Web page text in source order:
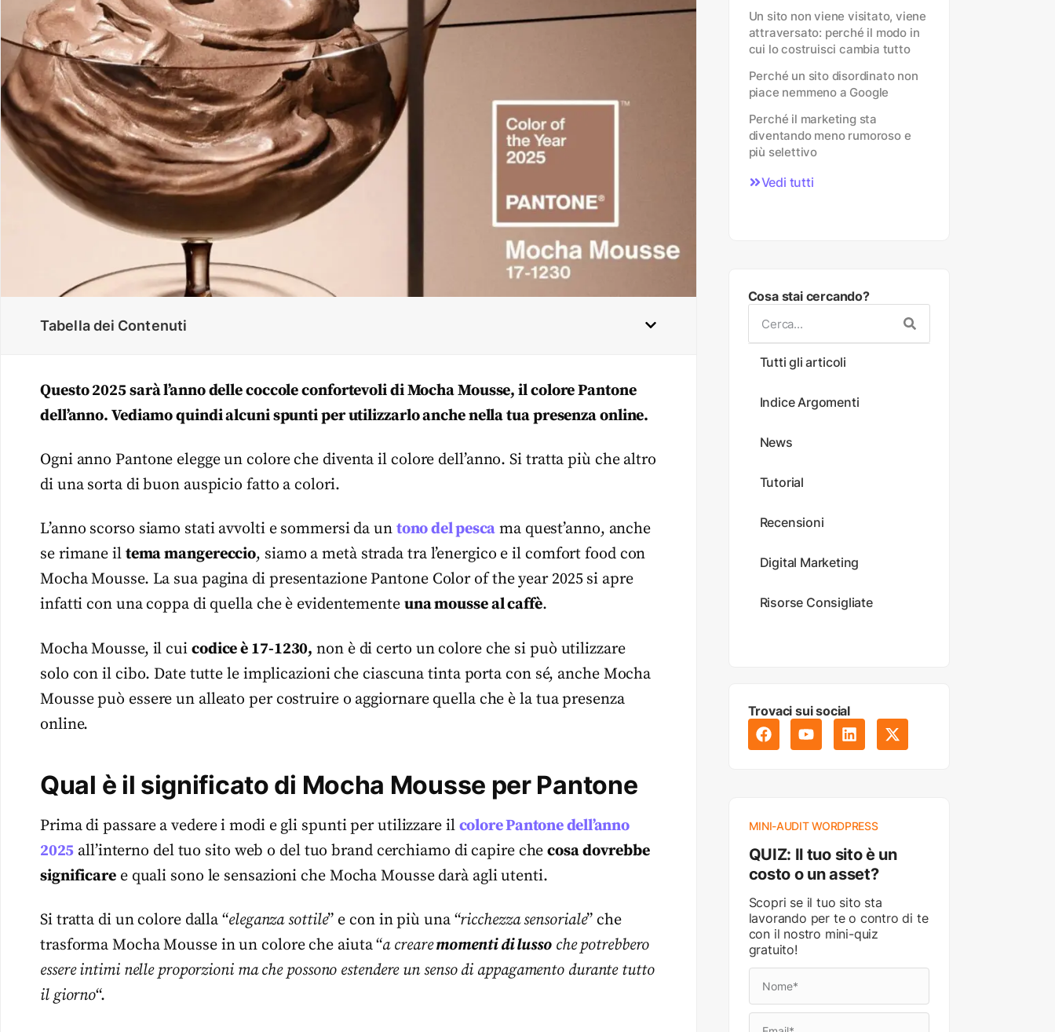
Tabella dei Contenuti
Questo 2025 sarà l’anno delle coccole confortevoli di Mocha Mousse, il colore Pantone
dell’anno. Vediamo quindi alcuni spunti per utilizzarlo anche nella tua presenza online.
Ogni anno Pantone elegge un colore che diventa il colore dell’anno. Si tratta più che altro
di una sorta di buon auspicio fatto a colori.
L’anno scorso siamo stati avvolti e sommersi da un tono del pesca ma quest’anno, anche
se rimane il tema mangereccio, siamo a metà strada tra l’energico e il comfort food con
Mocha Mousse. La sua pagina di presentazione Pantone Color of the year 2025 si apre
infatti con una coppa di quella che è evidentemente una mousse al caffè.
Mocha Mousse, il cui codice è 17-1230, non è di certo un colore che si può utilizzare
solo con il cibo. Date tutte le implicazioni che ciascuna tinta porta con sé, anche Mocha
Mousse può essere un alleato per costruire o aggiornare quella che è la tua presenza
online.
Qual è il significato di Mocha Mousse per Pantone
Prima di passare a vedere i modi e gli spunti per utilizzare il colore Pantone dell’anno
2025 all’interno del tuo sito web o del tuo brand cerchiamo di capire checosa dovrebbe
significaree quali sono le sensazioni che Mocha Mousse darà agli utenti.
Si tratta di un colore dalla “eleganza sottile” e con in più una “ricchezzasensoriale” che
trasforma Mocha Mousse in un colore che aiuta “a crearemomenti di lussoche potrebbero
essere intimi nelle proporzioni ma che possono estendere un senso di appagamento durante tutto
il giorno“.
Un sito non viene visitato, viene
attraversato: perché il modo in
cui lo costruisci cambia tutto
Perché un sito disordinato non
piace nemmeno a Google
Perché il marketing sta
diventando meno rumoroso e
più selettivo
Vedi tutti
Cosa stai cercando?
Tutti gli articoli
Indice Argomenti
News
Tutorial
Recensioni
Digital Marketing
Risorse Consigliate
Trovaci sui social
MINI-AUDIT WORDPRESS
QUIZ: Il tuo sito è un
costo o un asset?
Scopri se il tuo sito sta
lavorando per te o contro di te
con il nostro mini-quiz
gratuito!